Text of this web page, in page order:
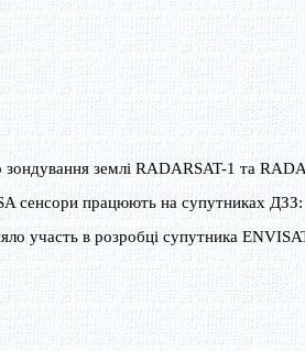
зондування землі RADARSAT-1 та
сенсори працюють на супутниках
участь в розробці супутника